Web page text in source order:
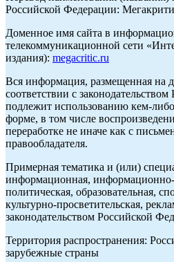
Российской Федерации:
Доменное имя сайта в
телекоммуникационной сети
издания): megacritic.ru
Вся информация, размещенная на
соответствии с
подлежит использованию кем-
форме, в том числе
переработке не иначе как с
правообладателя.
Примерная тематика и (или)
информационная, информационно-
политическая, образовательная,
культурно-просветительская,
законодательством Российской
Территория распространения:
зарубежные страны